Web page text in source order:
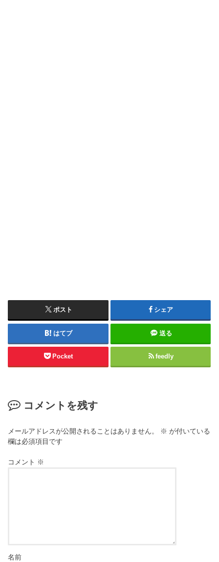
ポスト シェア
はてブ 送る
Pocket feedly
コメントを残す
メールアドレスが公開されることはありません。 ※ が付いている
欄は必須項目です
コメント ※
名前